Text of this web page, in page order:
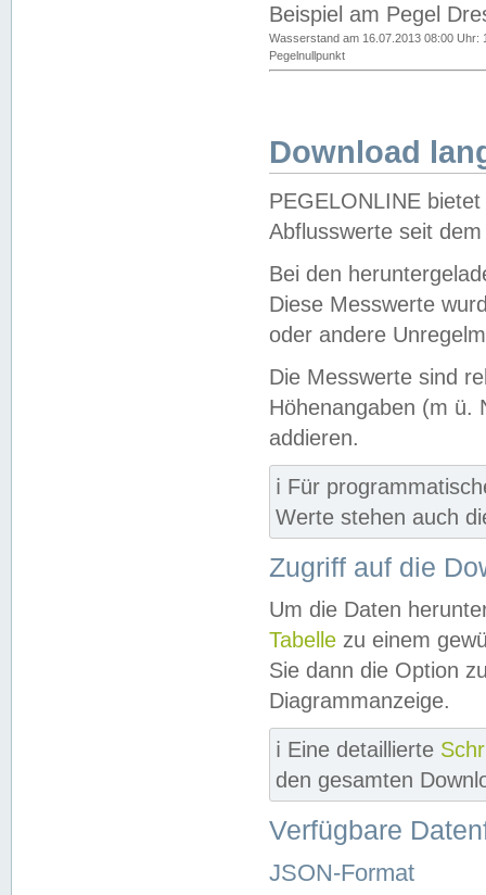
Beispiel am Pegel
Wasserstand am 16.07.2013 08:00 Uhr:
Pegelnullpunkt
Download
PEGELONLINE
Abflusswerte seit
Bei den
Diese Messwerte
oder andere
Die Messwerte sind
Höhenangaben (m ü.
addieren.
ℹ️ Für
Werte stehen auch
Zugriff auf die
Um die Daten
Tabelle zu einem
Sie dann die Option
Diagrammanzeige.
ℹ️ Eine detaillierte
den gesamten
Verfügbare
JSON-Format